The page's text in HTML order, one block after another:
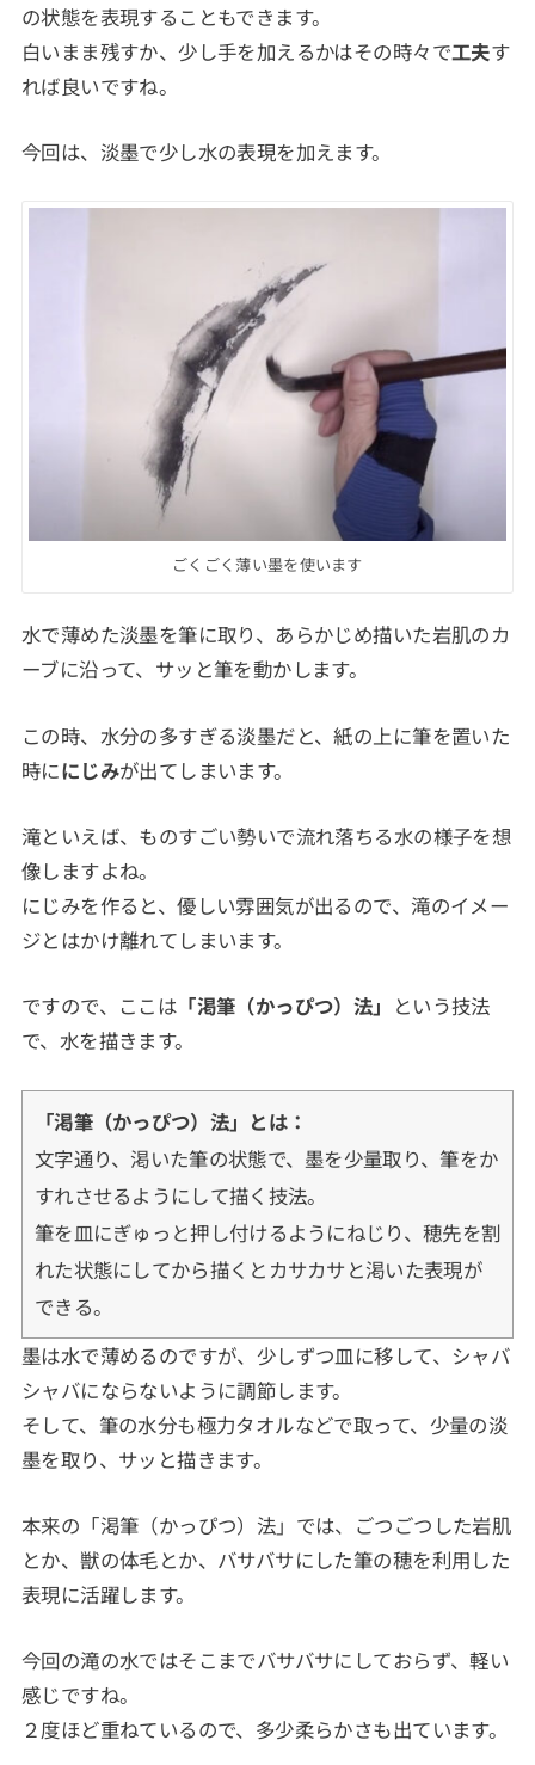
の状態を表現することもできます。
白いまま残すか、少し手を加えるかはその時々で工夫す
れば良いですね。
今回は、淡墨で少し水の表現を加えます。
ごくごく薄い墨を使います
水で薄めた淡墨を筆に取り、あらかじめ描いた岩肌のカ
ーブに沿って、サッと筆を動かします。
この時、水分の多すぎる淡墨だと、紙の上に筆を置いた
時ににじみが出てしまいます。
滝といえば、ものすごい勢いで流れ落ちる水の様子を想
像しますよね。
にじみを作ると、優しい雰囲気が出るので、滝のイメー
ジとはかけ離れてしまいます。
ですので、ここは 「渇筆（かっぴつ）法」 という技法
で、水を描きます。
「渇筆（かっぴつ）法」とは：
文字通り、渇いた筆の状態で、墨を少量取り、筆をか
すれさせるようにして描く技法。
筆を皿にぎゅっと押し付けるようにねじり、穂先を割
れた状態にしてから描くとカサカサと渇いた表現が
できる。
墨は水で薄めるのですが、少しずつ皿に移して、シャバ
シャバにならないように調節します。
そして、筆の水分も極力タオルなどで取って、少量の淡
墨を取り、サッと描きます。
本来の「渇筆（かっぴつ）法」では、ごつごつした岩肌
とか、獣の体毛とか、バサバサにした筆の穂を利用した
表現に活躍します。
今回の滝の水ではそこまでバサバサにしておらず、軽い
感じですね。
２度ほど重ねているので、多少柔らかさも出ています。